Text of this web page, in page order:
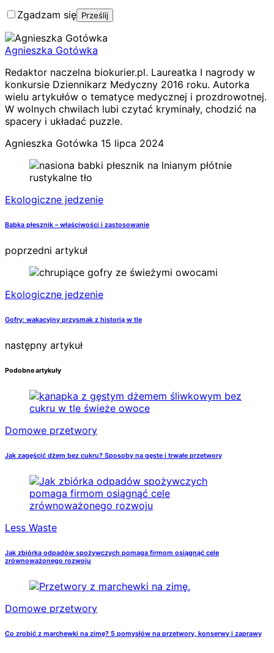
Zgadzam się
Agnieszka Gotówka
Redaktor naczelna biokurier.pl. Laureatka I nagrody w
konkursie Dziennikarz Medyczny 2016 roku. Autorka
wielu artykułów o tematyce medycznej i prozdrowotnej.
W wolnych chwilach lubi czytać kryminały, chodzić na
spacery i układać puzzle.
Agnieszka Gotówka 15 lipca 2024
Ekologiczne jedzenie
Babka płesznik – właściwości i zastosowanie
poprzedni artykuł
Ekologiczne jedzenie
Gofry: wakacyjny przysmak z historią w tle
następny artykuł
Podobne artykuły
Domowe przetwory
Jak zagęścić dżem bez cukru? Sposoby na gęste i trwałe przetwory
Less Waste
Jak zbiórka odpadów spożywczych pomaga firmom osiągnąć cele
zrównoważonego rozwoju
Domowe przetwory
Co zrobić z marchewki na zimę? 5 pomysłów na przetwory, konserwy i zaprawy